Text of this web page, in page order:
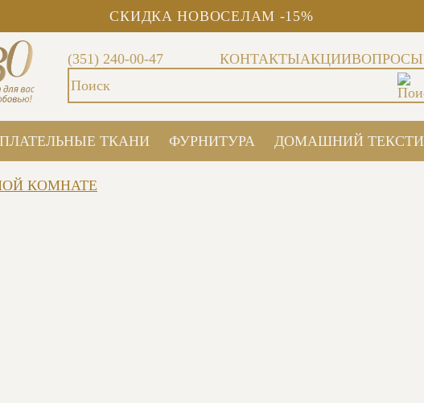
СКИДКА НОВОСЕЛАМ -15%
(351) 240-00-47 КОНТАКТЫАКЦИИ
ТКАНИ ФУРНИТУРА ДОМАШНИЙ
КОМНАТЕ